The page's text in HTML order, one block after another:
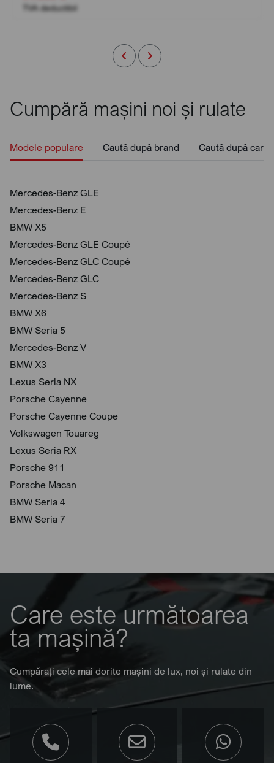
TVA deductibil
Cumpără mașini noi și rulate
Modele populare Caută după brand Caută după
Mercedes-Benz GLE
Mercedes-Benz E
BMW X5
Mercedes-Benz GLE Coupé
Mercedes-Benz GLC Coupé
Mercedes-Benz GLC
Mercedes-Benz S
BMW X6
BMW Seria 5
Mercedes-Benz V
BMW X3
Lexus Seria NX
Porsche Cayenne
Porsche Cayenne Coupe
Volkswagen Touareg
Lexus Seria RX
Porsche 911
Porsche Macan
BMW Seria 4
BMW Seria 7
Care este următoarea
ta mașină?
Cumpărați cele mai dorite mașini de lux, noi și rulate din
lume.